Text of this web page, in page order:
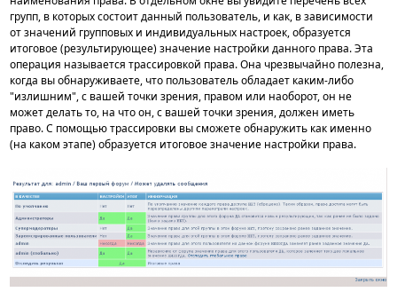
групп, в которых состоит данный пользователь, и как, в зависимости
от значений групповых и индивидуальных настроек, образуется
итоговое (результирующее) значение настройки данного права. Эта
операция называется трассировкой права. Она чрезвычайно полезна,
когда вы обнаруживаете, что пользователь обладает каким-либо
"излишним", с вашей точки зрения, правом или наоборот, он не
может делать то, на что он, с вашей точки зрения, должен иметь
право. С помощью трассировки вы сможете обнаружить как именно
(на каком этапе) образуется итоговое значение настройки права.